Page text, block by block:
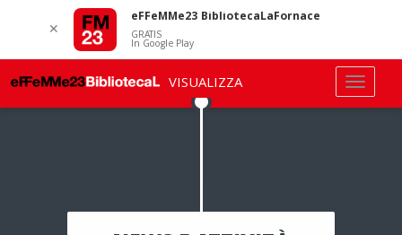
✕
eFFeMMe23 BibliotecaLaFornace
GRATIS
In Google Play
VISUALIZZA